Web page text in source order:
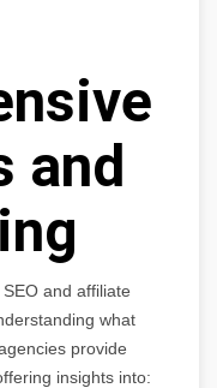
and
and affiliate
what
provide
insights into: